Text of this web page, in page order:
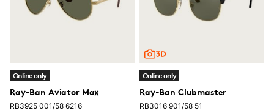
Online only
Ray-Ban Aviator Max
RB3925 001/58 6216
Online only
Ray-Ban Clubmaster
RB3016 901/58 51